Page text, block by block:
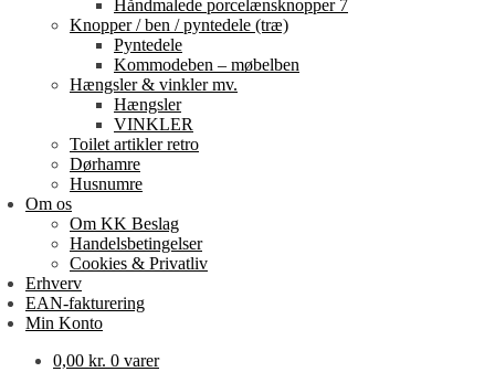
Håndmalede porcelænsknopper 7
Knopper / ben / pyntedele (træ)
Pyntedele
Kommodeben – møbelben
Hængsler & vinkler mv.
Hængsler
VINKLER
Toilet artikler retro
Dørhamre
Husnumre
Om os
Om KK Beslag
Handelsbetingelser
Cookies & Privatliv
Erhverv
EAN-fakturering
Min Konto
0,00 kr. 0 varer